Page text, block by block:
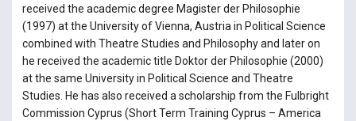
received the academic degree Magister der Philosophie
(1997) at the University of Vienna, Austria in Political Science
combined with Theatre Studies and Philosophy and later on
he received the academic title Doktor der Philosophie (2000)
at the same University in Political Science and Theatre
Studies. He has also received a scholarship from the Fulbright
Commission Cyprus (Short Term Training Cyprus – America